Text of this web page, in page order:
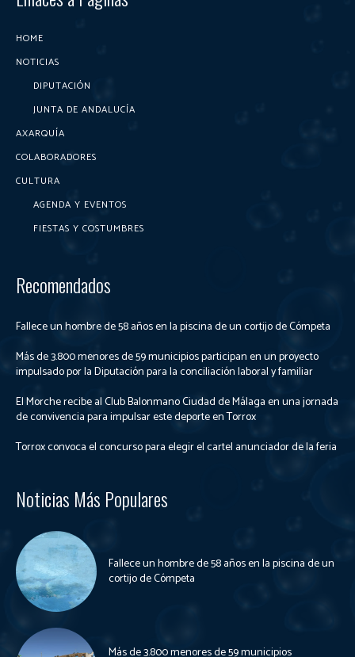
HOME
NOTICIAS
DIPUTACIÓN
JUNTA DE ANDALUCÍA
AXARQUÍA
COLABORADORES
CULTURA
AGENDA Y EVENTOS
FIESTAS Y COSTUMBRES
Recomendados
Fallece un hombre de 58 años en la piscina de un cortijo de Cómpeta
Más de 3.800 menores de 59 municipios participan en un proyecto
impulsado por la Diputación para la conciliación laboral y familiar
El Morche recibe al Club Balonmano Ciudad de Málaga en una jornada
de convivencia para impulsar este deporte en Torrox
Torrox convoca el concurso para elegir el cartel anunciador de la feria
Noticias Más Populares
Fallece un hombre de 58 años en la piscina de un
cortijo de Cómpeta
Más de 3.800 menores de 59 municipios